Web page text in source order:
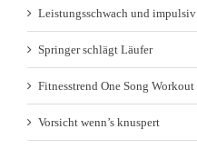
Leistungsschwach und impulsiv
Springer schlägt Läufer
Fitnesstrend One Song Workout
Vorsicht wenn’s knuspert